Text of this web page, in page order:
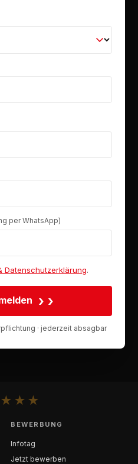
per WhatsApp)
Datenschutzerklärung.
›
· jederzeit absagbar
★ ★ ★
BEWERBUNG
Infotag
Jetzt bewerben